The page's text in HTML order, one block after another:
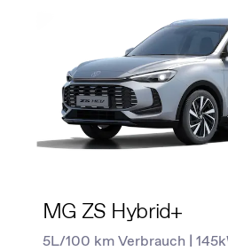
MG ZS Hybrid+
5L/100 km Verbrauch |